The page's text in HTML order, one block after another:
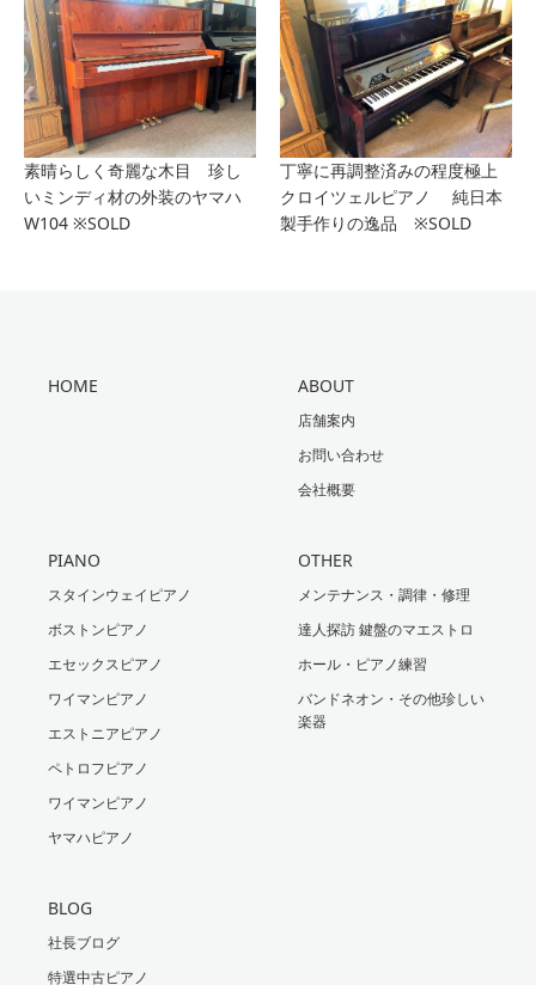
素晴らしく奇麗な木目 珍し
いミンディ材の外装のヤマハ
W104 ※SOLD
丁寧に再調整済みの程度極上
クロイツェルピアノ 純日本
製手作りの逸品 ※SOLD
HOME ABOUT
店舗案内
お問い合わせ
会社概要
PIANO
スタインウェイピアノ
ボストンピアノ
エセックスピアノ
ワイマンピアノ
エストニアピアノ
ペトロフピアノ
ワイマンピアノ
ヤマハピアノ
OTHER
メンテナンス・調律・修理
達人探訪 鍵盤のマエストロ
ホール・ピアノ練習
バンドネオン・その他珍しい
楽器
BLOG
社長ブログ
特選中古ピアノ